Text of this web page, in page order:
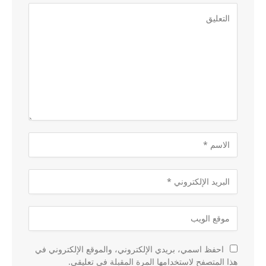
احفظ اسمي، بريدي الإلكتروني، والموقع الإلكتروني في
هذا المتصفح لاستخدامها المرة المقبلة في تعليقي.